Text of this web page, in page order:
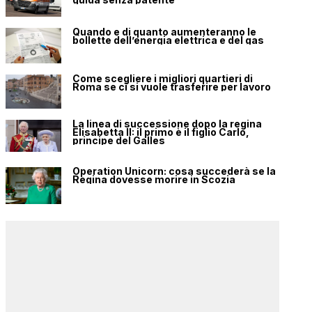
Quando e di quanto aumenteranno le
bollette dell’energia elettrica e del gas
Come scegliere i migliori quartieri di
Roma se ci si vuole trasferire per lavoro
La linea di successione dopo la regina
Elisabetta II: il primo è il figlio Carlo,
principe del Galles
Operation Unicorn: cosa succederà se la
Regina dovesse morire in Scozia